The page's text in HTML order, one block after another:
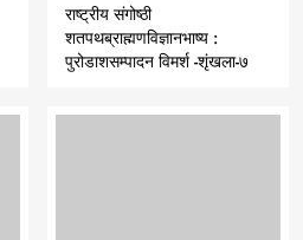
राष्ट्रीय संगोष्ठी
शतपथब्राह्मणविज्ञानभाष्य :
पुरोडाशसम्पादन विमर्श -शृंखला-७